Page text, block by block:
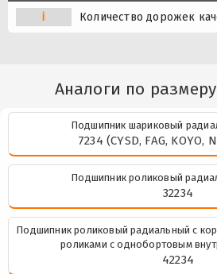
i Количество дорожек
Аналоги по размеру
Подшипник шариковый
7234 (CYSD, FAG, KOYO,
Подшипник роликовый
32234
Подшипник роликовый радиальный с
роликами с однобортовым
42234